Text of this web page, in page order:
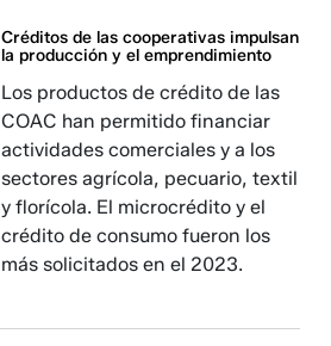
Créditos de las cooperativas impulsan
la producción y el emprendimiento
Los productos de crédito de las
COAC han permitido financiar
actividades comerciales y a los
sectores agrícola, pecuario, textil
y florícola. El microcrédito y el
crédito de consumo fueron los
más solicitados en el 2023.